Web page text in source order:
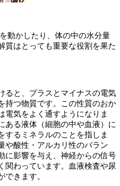
動かしたり、体の中の水分量
質はとっても重要な役割を果た
ると、プラスとマイナスの電気
持つ物質です。この性質のおか
電気をよく通すようになりま
ある液体（細胞の中や血液）に
するミネラルのことを指しま
や酸性・アルカリ性のバラン
に影響を与え、神経からの信号
関わっています。血液検査や尿
できます。